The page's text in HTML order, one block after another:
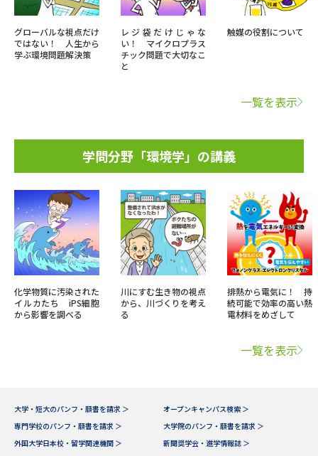
グローバルな視点だけ
ではない！ 人生から
学ぶ環境問題解決策
レジ袋だけじゃな
い！ マイクロプラス
チック問題で大切なこ
と
触媒の役割について
一覧を表示
学問分野「環境学」の講義
化学物質に汚染された
イルカたち iPS細胞
から影響を調べる
川にすむ生き物の視点
から、川づくりを考え
る
排熱から電気に！ 持
続可能で効率の高い熱
電材料をめざして
一覧を表示
大学・短大のパンフ・願書を請求 ＞
オープンキャンパス検索 ＞
専門学校のパンフ・願書を請求 ＞
大学院のパンフ・願書を請求 ＞
外国大学日本校・留学関連機関 ＞
新聞奨学会・進学情報誌 ＞